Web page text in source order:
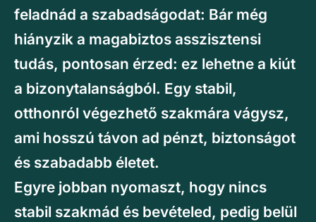
feladnád a szabadságodat: Bár még
hiányzik a magabiztos asszisztensi
tudás, pontosan érzed: ez lehetne a kiút
a bizonytalanságból. Egy stabil,
otthonról végezhető szakmára vágysz,
ami hosszú távon ad pénzt, biztonságot
és szabadabb életet.
Egyre jobban nyomaszt, hogy nincs
stabil szakmád és bevételed, pedig belül